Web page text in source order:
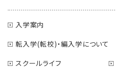
入学案内
転入学(転校)・編入学について
スクールライフ